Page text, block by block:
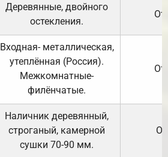
Деревянные, двойного
остекления.
Входная- металлическая,
утеплённая (Россия).
Межкомнатные-
филёнчатые.
Наличник деревянный,
строганый, камерной
сушки 70-90 мм.